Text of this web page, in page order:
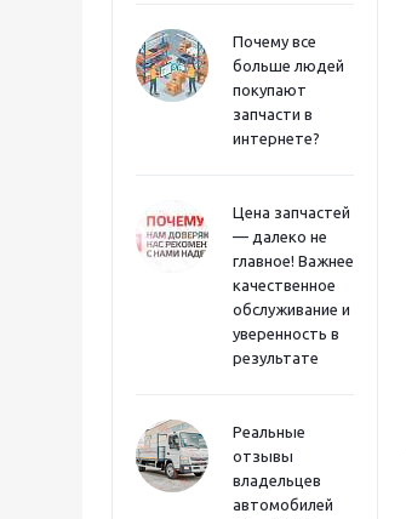
Почему все
больше людей
покупают
запчасти в
интернете?
Цена запчастей
— далеко не
главное! Важнее
качественное
обслуживание и
уверенность в
результате
Реальные
отзывы
владельцев
автомобилей